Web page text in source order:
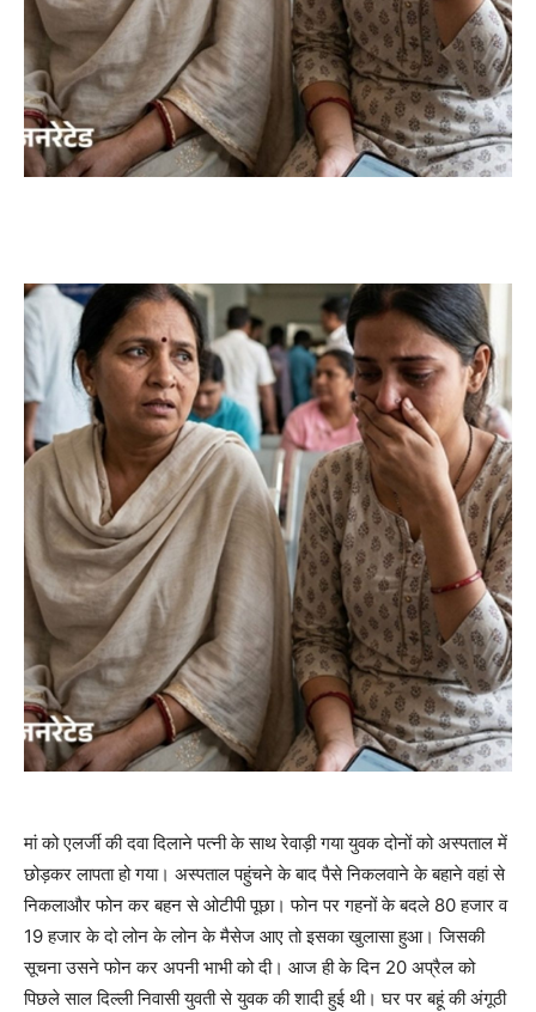
मां को एलर्जी की दवा दिलाने पत्नी के साथ रेवाड़ी गया युवक दोनों को अस्पताल में
छोड़कर लापता हो गया। अस्पताल पहुंचने के बाद पैसे निकलवाने के बहाने वहां से
निकलाऔर फोन कर बहन से ओटीपी पूछा। फोन पर गहनों के बदले 80 हजार व
19 हजार के दो लोन के लोन के मैसेज आए तो इसका खुलासा हुआ। जिसकी
सूचना उसने फोन कर अपनी भाभी को दी। आज ही के दिन 20 अप्रैल को
पिछले साल दिल्ली निवासी युवती से युवक की शादी हुई थी। घर पर बहूं की अंगूठी